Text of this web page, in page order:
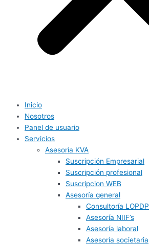
Inicio
Nosotros
Panel de usuario
Servicios
Asesoría KVA
Suscripción Empresarial
Suscripción profesional
Suscripcion WEB
Asesoría general
Consultoría LOPDP
Asesoría NIIF’s
Asesoría laboral
Asesoría societaria